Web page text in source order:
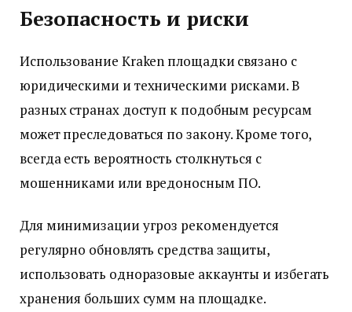
Безопасность и риски
Использование Kraken площадки связано с
юридическими и техническими рисками. В
разных странах доступ к подобным ресурсам
может преследоваться по закону. Кроме того,
всегда есть вероятность столкнуться с
мошенниками или вредоносным ПО.
Для минимизации угроз рекомендуется
регулярно обновлять средства защиты,
использовать одноразовые аккаунты и избегать
хранения больших сумм на площадке.